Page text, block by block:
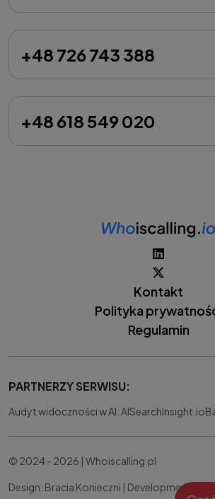
+48 726 743 388
+48 618 549 020
Kontakt
Polityka
Regulamin
PARTNERZY SERWISU:
Audyt widoczności w AI: AISearchInsight.io
© 2024 - 2026 | Whoiscalling.pl
Design: Bracia Konieczni | Development: